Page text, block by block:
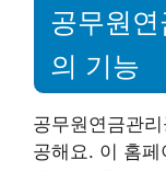
공무원
의 기능
공무원연금관
공해요. 이 홈